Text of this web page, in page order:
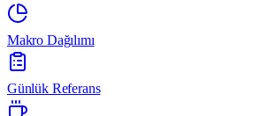
Makro Dağılımı
Günlük Referans